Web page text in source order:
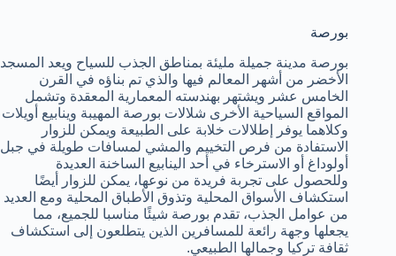
بورصة
بورصة مدينة جميلة مليئة بمناطق الجذب للسياح ويعد المسجد
الأخضر من أشهر المعالم فيها والذي تم بناؤه في القرن
الخامس عشر ويشتهر بهندسته المعمارية المعقدة وتشمل
المواقع السياحية الأخرى شلالات بورصة المهيبة وينابيع أويلات
وكلاهما يوفر إطلالات خلابة على الطبيعة ويمكن للزوار
الاستفادة من فرص التخييم والمشي لمسافات طويلة في جبل
أولوداغ أو الاسترخاء في أحد الينابيع الساخنة العديدة
وللحصول على تجربة فريدة من نوعها، يمكن للزوار أيضًا
استكشاف الأسواق المحلية وتذوق الأطباق المحلية ومع العديد
من عوامل الجذب، تقدم بورصة شيئًا مناسبا للجميع، مما
يجعلها وجهة رائعة للمسافرين الذين يتطلعون إلى استكشاف
ثقافة تركيا وجمالها الطبيعي.